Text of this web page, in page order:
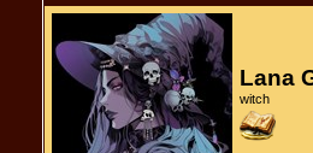
Lana
witch